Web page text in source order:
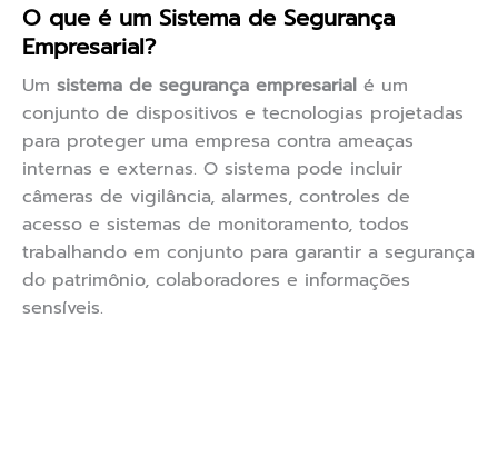
O que é um Sistema de Segurança
Empresarial?
Um sistema de segurança empresarial é um
conjunto de dispositivos e tecnologias projetadas
para proteger uma empresa contra ameaças
internas e externas. O sistema pode incluir
câmeras de vigilância, alarmes, controles de
acesso e sistemas de monitoramento, todos
trabalhando em conjunto para garantir a segurança
do patrimônio, colaboradores e informações
sensíveis.